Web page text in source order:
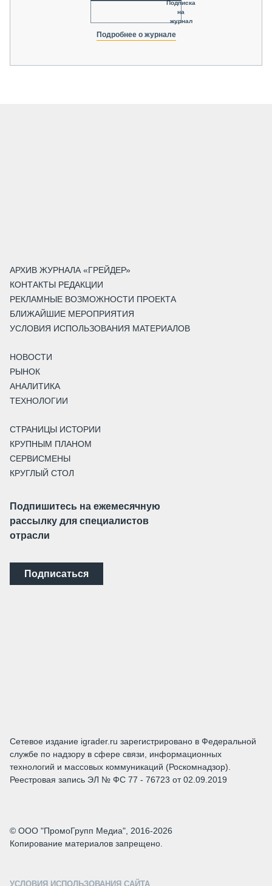
Подписка
на
журнал
Подробнее о журнале
АРХИВ ЖУРНАЛА «ГРЕЙДЕР»
КОНТАКТЫ РЕДАКЦИИ
РЕКЛАМНЫЕ ВОЗМОЖНОСТИ ПРОЕКТА
БЛИЖАЙШИЕ МЕРОПРИЯТИЯ
УСЛОВИЯ ИСПОЛЬЗОВАНИЯ МАТЕРИАЛОВ
НОВОСТИ
РЫНОК
АНАЛИТИКА
ТЕХНОЛОГИИ
СТРАНИЦЫ ИСТОРИИ
КРУПНЫМ ПЛАНОМ
СЕРВИСМЕНЫ
КРУГЛЫЙ СТОЛ
Подпишитесь на ежемесячную
рассылку для специалистов
отрасли
Подписаться
Сетевое издание igrader.ru зарегистрировано в Федеральной
службе по надзору в сфере связи, информационных
технологий и массовых коммуникаций (Роскомнадзор).
Реестровая запись ЭЛ № ФС 77 - 76723 от 02.09.2019
© ООО "ПромоГрупп Медиа", 2016-2026
Копирование материалов запрещено.
УСЛОВИЯ ИСПОЛЬЗОВАНИЯ САЙТА